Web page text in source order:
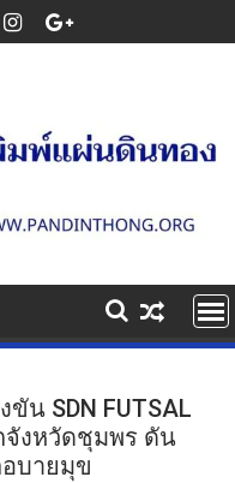
น SDN FUTSAL
จังหวัดชุมพร ดัน
บายมุข